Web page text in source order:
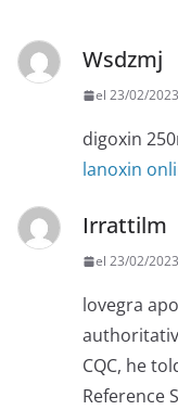
Wsdzmj
el 23/02/
digoxin
lanoxin
Irrattilm
el 23/02/
lovegra
CQC, he
Reference